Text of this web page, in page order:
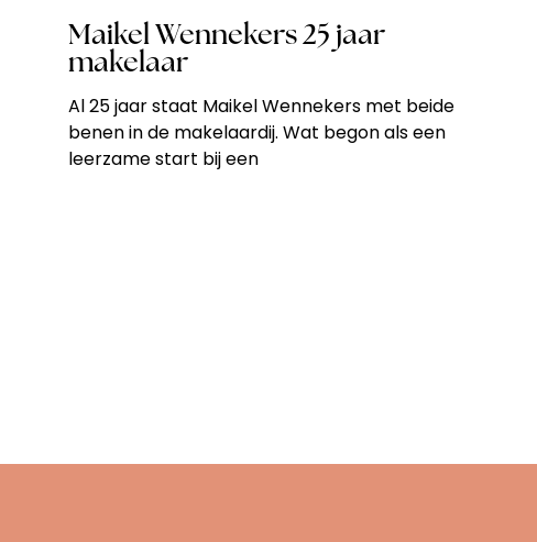
Maikel Wennekers 25 jaar
makelaar
Al 25 jaar staat Maikel Wennekers met beide
benen in de makelaardij. Wat begon als een
leerzame start bij een